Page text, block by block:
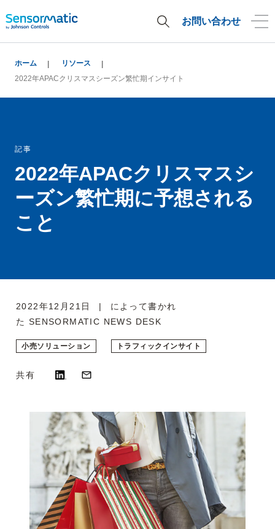
お問い合わせ
ホーム
リソース
2022年APACクリスマスシーズン繁忙期インサイト
記事
2022年APACクリスマスシ
ーズン繁忙期に予想される
こと
2022年12月21日
によって書かれ
た SENSORMATIC NEWS DESK
小売ソリューション トラフィックインサイト​
共有